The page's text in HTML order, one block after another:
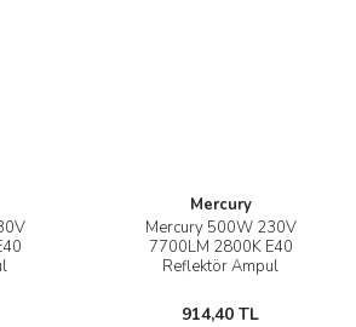
Mercury
Mercury 500W 230V
7700LM 2800K E40
Reflektör Ampul
914,40 TL